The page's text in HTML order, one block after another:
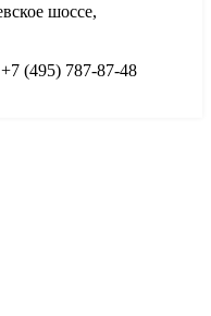
шоссе,
(495) 787-87-48